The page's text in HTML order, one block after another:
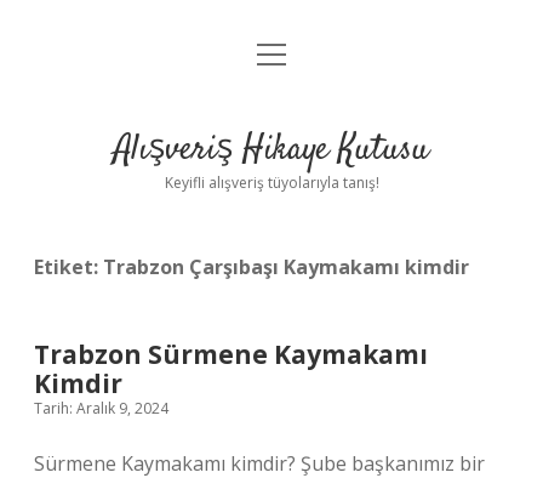
Anasayfa
Yasal Uyarı
menüyü
Alışveriş Hikaye Kutusu
Keyifli alışveriş tüyolarıyla tanış!
Etiket: Trabzon Çarşıbaşı Kaymakamı kimdir
Trabzon Sürmene Kaymakamı
Kimdir
Tarih: Aralık 9, 2024
Sürmene Kaymakamı kimdir? Şube başkanımız bir